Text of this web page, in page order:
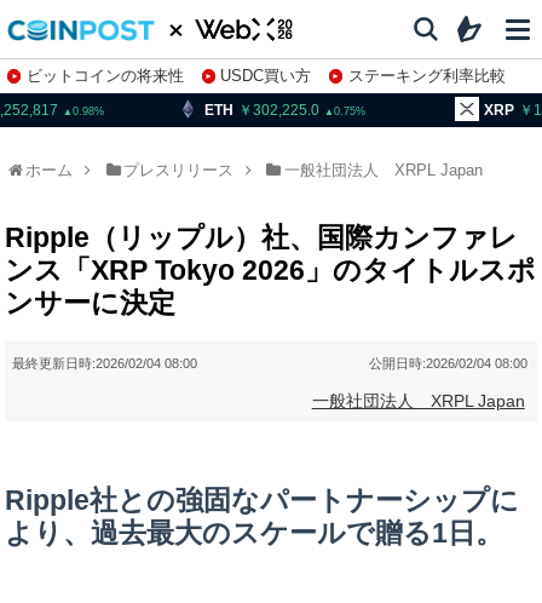
ビットコインの将来性 USDC買い方
ステーキング利率比較
株特集・関連銘柄
0.98 ETH 302,225.0 0.75 XRP
ホーム プレスリリース 一般社団法人 XRPL Japan
Ripple（リップル）社、国際カンファレ
ンス「XRP Tokyo 2026」のタイトルスポ
ンサーに決定
公開日時:2026/02/04 08:00
最終更新日時:2026/02/04 08:00
一般社団法人 XRPL Japan
Ripple社との強固なパートナーシップに
より、過去最大のスケールで贈る1日。